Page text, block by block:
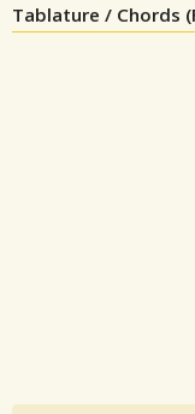
Tablature / Chords